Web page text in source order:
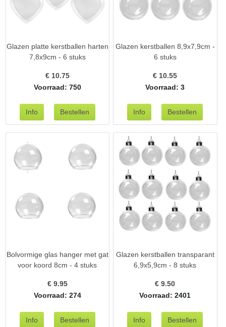
Glazen platte kerstballen harten
7,8x9cm - 6 stuks
€ 10.75
Voorraad: 750
Glazen kerstballen 8,9x7,9cm -
6 stuks
€ 10.55
Voorraad: 3
Bolvormige glas hanger met gat
voor koord 8cm - 4 stuks
€ 9.95
Voorraad: 274
Glazen kerstballen transparant
6,9x5,9cm - 8 stuks
€9.50
Voorraad: 2401